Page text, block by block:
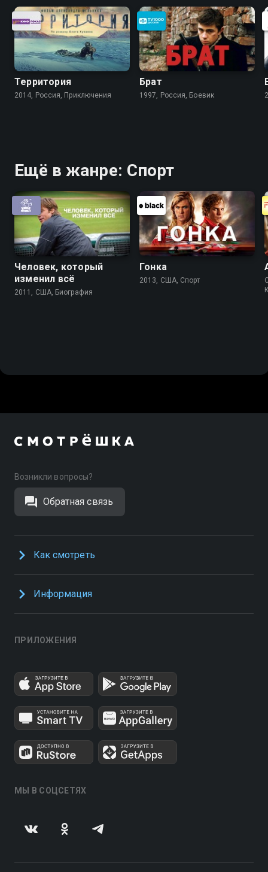
Территория
2014, Россия, Приключения
Брат
1997, Россия, Боевик
Ещё в жанре: Спорт
Человек, который
изменил всё
2011, США, Биография
Гонка
2013, США, Спорт
Возникли вопросы?
Обратная связь
Как смотреть
Информация
ПРИЛОЖЕНИЯ
МЫ В СОЦСЕТЯХ